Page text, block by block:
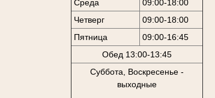
Среда
09:00-18:00
Четверг
09:00-18:00
Пятница
09:00-16:45
Обед 13:00-13:45
Суббота, Воскресенье -
выходные